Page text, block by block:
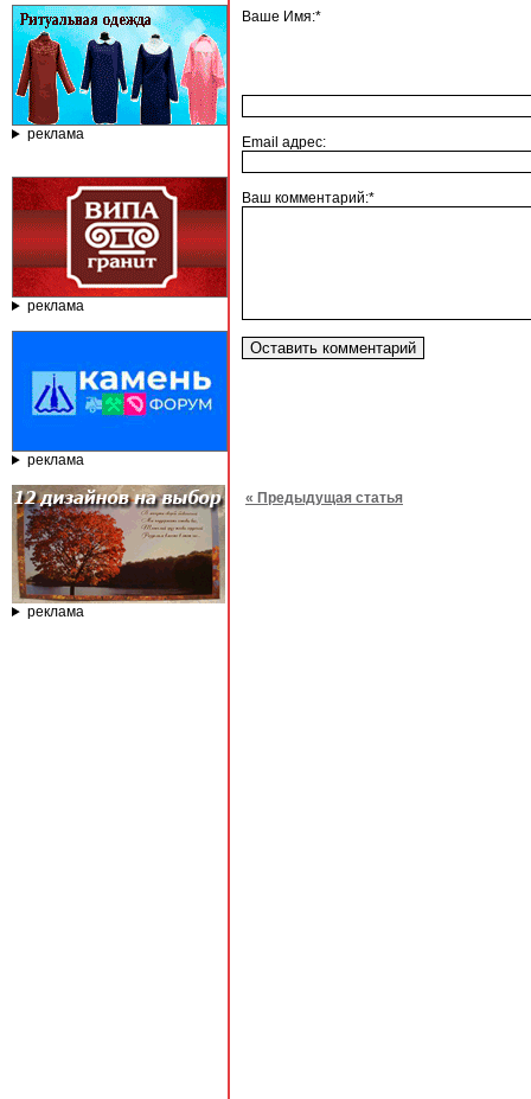
реклама
реклама
реклама
реклама
Ваше Имя:*
Email адрес:
Ваш комментарий:*
« Предыдущая статья